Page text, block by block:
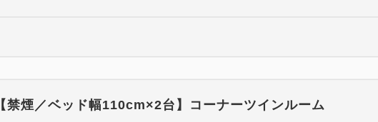
金沢21世紀美術館…バス15分
【禁煙／ベッド幅110cm×2台】コーナーツインルーム